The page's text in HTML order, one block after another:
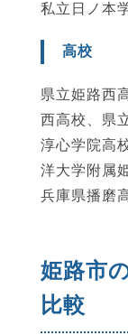
私立日ノ本
高校
県立姫路西
西高校、県
淳心学院高
洋大学附属
兵庫県播磨
姫路市
比較